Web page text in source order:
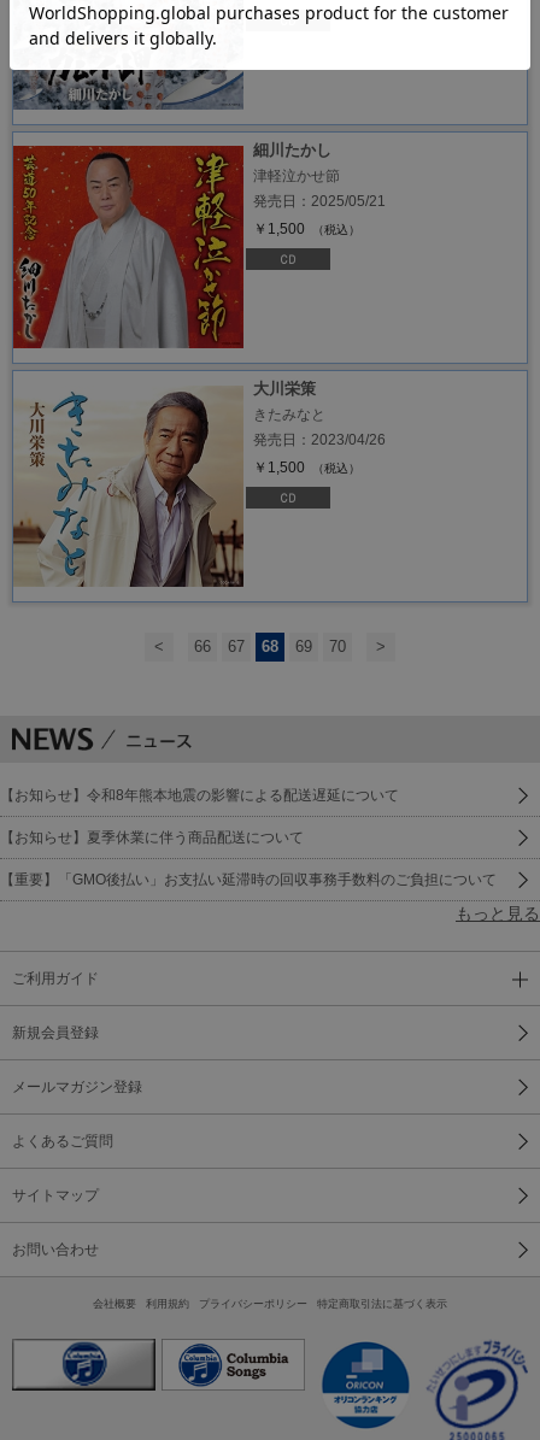
細川たかし
津軽泣かせ節
発売日：2025/05/21
￥1,500
（税込）
大川栄策
きたみなと
発売日：2023/04/26
￥1,500
（税込）
< 66 67 68 69 70 >
【お知らせ】令和8年熊本地震の影響による配送遅延について
【お知らせ】夏季休業に伴う商品配送について
【重要】「GMO後払い」お支払い延滞時の回収事務手数料のご負担について
もっと見る
ご利用ガイド
新規会員登録
メールマガジン登録
よくあるご質問
サイトマップ
お問い合わせ
会社概要 利用規約 プライバシーポリシー 特定商取引法に基づく表示